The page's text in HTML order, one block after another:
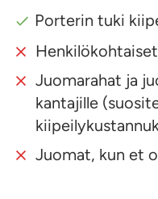
Porterin tuki
Juomarahat ja
kantajille
Juomat, kun et